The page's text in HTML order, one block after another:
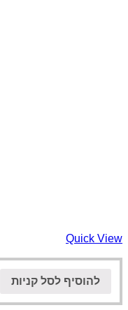
Quick View
להוסיף לסל קניות